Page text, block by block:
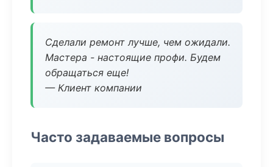
Сделали ремонт лучше, чем ожидали.
Мастера - настоящие профи. Будем
обращаться еще!
— Клиент компании
Часто задаваемые вопросы